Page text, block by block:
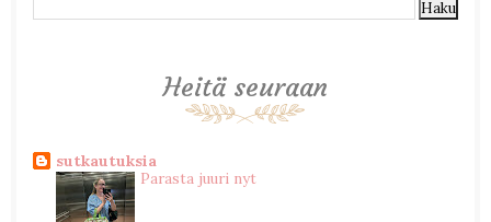
Heitä seuraan
sutkautuksia
Parasta juuri nyt